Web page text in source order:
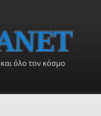
όλο τον κόσμο